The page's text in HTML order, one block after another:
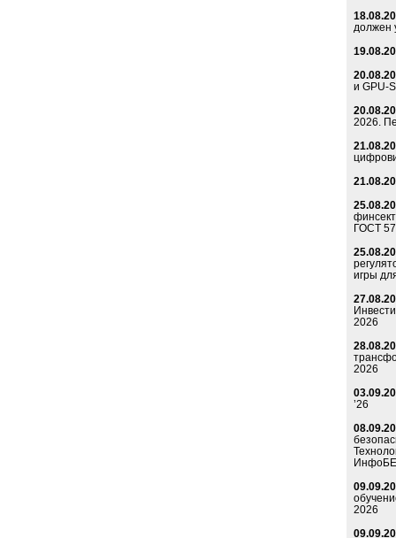
должен
и GPU-
2026.
ГОСТ
игры
2026
2026
’26
2026